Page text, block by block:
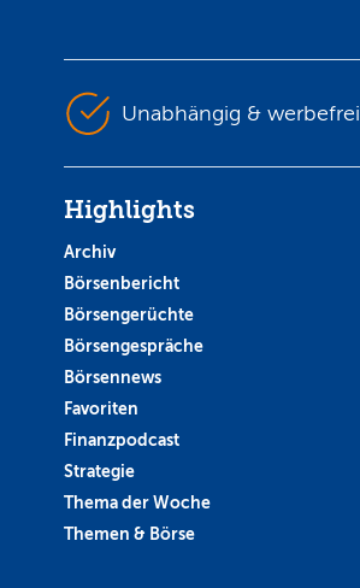
Unabhängig & werbefrei
Highlights
Archiv
Börsenbericht
Börsengerüchte
Börsengespräche
Börsennews
Favoriten
Finanzpodcast
Strategie
Thema der Woche
Themen & Börse